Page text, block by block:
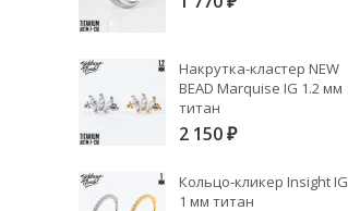
Накрутка-кластер NEW
BEAD Marquise IG 1.2 мм
титан
2 150 ₽
Кольцо-кликер Insight IG
1 мм титан